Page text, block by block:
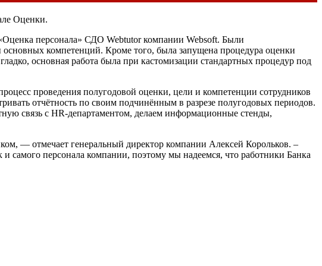
Оценки.
персонала» СДО Webtutor компании Websoft. Были
компетенций. Кроме того, была запущена процедура оценки
основная работа была при кастомизации стандартных процедур под
проведения полугодовой оценки, цели и компетенции сотрудников
отчётность по своим подчинённым в разрезе полугодовых периодов.
связь с HR-департаментом, делаем информационные стенды,
— отмечает генеральный директор компании Алексей Корольков. –
самого персонала компании, поэтому мы надеемся, что работники Банка